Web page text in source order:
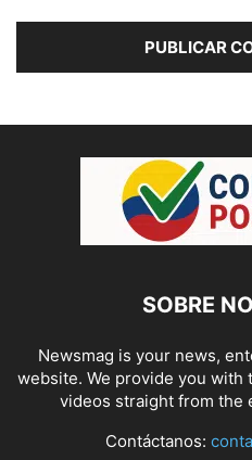
SOBRE
Newsmag is your news,
website. We provide you with
videos straight from the
Contáctanos: